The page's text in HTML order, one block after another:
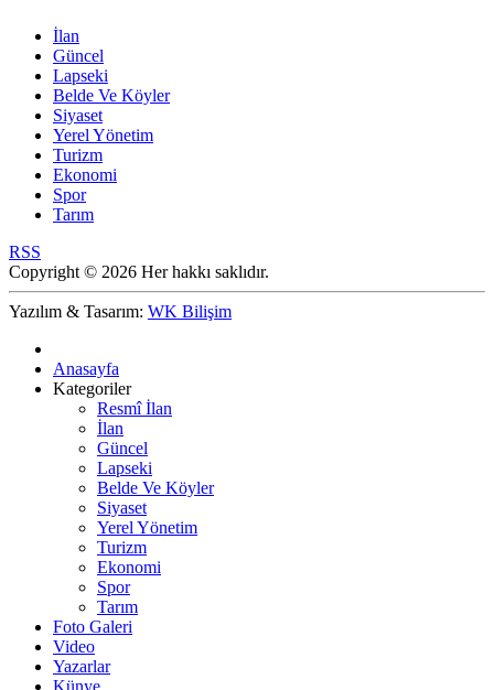
İlan
Güncel
Lapseki
Belde Ve Köyler
Siyaset
Yerel Yönetim
Turizm
Ekonomi
Spor
Tarım
RSS
Copyright © 2026 Her hakkı saklıdır.
Yazılım & Tasarım: WK Bilişim
Anasayfa
Kategoriler
Resmî İlan
İlan
Güncel
Lapseki
Belde Ve Köyler
Siyaset
Yerel Yönetim
Turizm
Ekonomi
Spor
Tarım
Foto Galeri
Video
Yazarlar